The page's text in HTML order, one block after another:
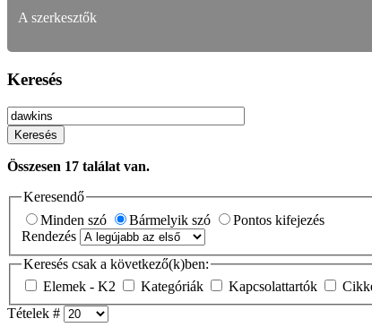
A szerkesztők
Keresés
Keresés
Összesen 17 találat van.
Keresendő
Minden szó
Bármelyik szó
Pontos kifejezés
Rendezés
Keresés csak a következő(k)ben:
Elemek - K2
Kategóriák Kapcsolattartók
Tételek #